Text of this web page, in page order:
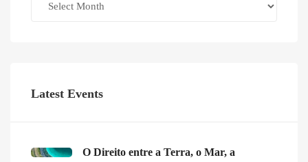
Latest Events
O Direito entre a Terra, o Mar, a